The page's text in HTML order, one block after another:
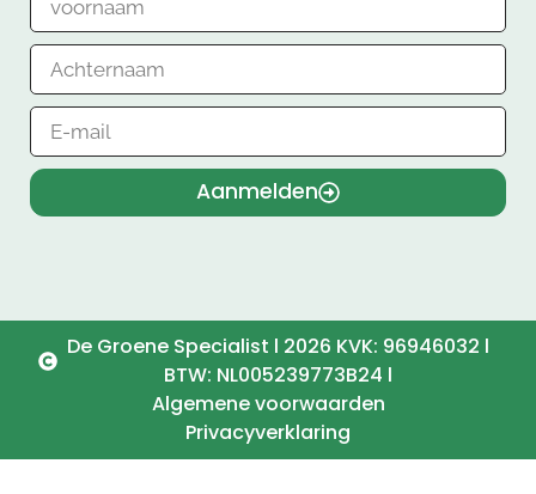
Aanmelden
Algemene voorwaarden
De Groene Specialist l 2026 KVK: 96946032 l
BTW: NL005239773B24 l
Privacyverklaring